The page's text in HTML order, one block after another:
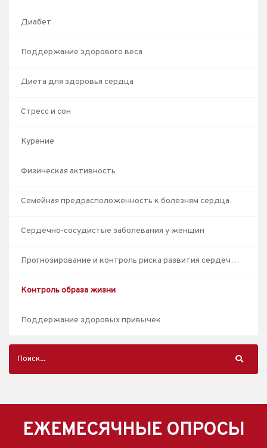
Диабет
Поддержание здорового веса
Диета для здоровья сердца
Стресс и сон
Курение
Физическая активность
Семейная предрасположенность к болезням сердца
Сердечно-сосудистые заболевания у женщин
Прогнозирование и контроль риска развития сердечно-сосудистых заболеваний
Контроль образа жизни
Поддержание здоровых привычек
ЕЖЕМЕСЯЧНЫЕ ОПРОСЫ